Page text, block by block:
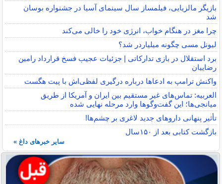
بازیگر مالزیایی، فیلمساز سال سینمای آسیا در جشنواره بوسان
شد
چرا مغز در هنگام خواب، انرژی خود را خالی می‌کند
لیونل مسی چگونه میلیاردر شد؟
برد استقلال در بازی تدارکاتی | جزئیات عجیب فسخ قرارداد رامین
رضاییان
واکنش ترامپ به ادعاها درباره درگیری لفظی‌اش با پیت هگست
العربیه: تماس‌های غیر مستقیم بین ایران و آمریکا از طریق
میانجی‌ها؛ این گفت‌و‌گو‌ها وارد مرحله نهایی شده
تأثیر پنهانی داروهای جدید لاغری بر چشم‌ها!
بازگشت کتابی بعد از ۱۵۰سال
سایر خبرهای داغ »